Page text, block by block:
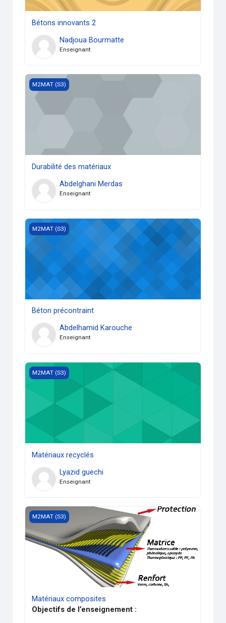
Bétons innovants 2
Nadjoua Bourmatte
Enseignant
Durabilité des matériaux
M2MAT (S3)
Durabilité des matériaux
Abdelghani Merdas
Enseignant
Béton précontraint
M2MAT (S3)
Béton précontraint
Abdelhamid Karouche
Enseignant
Matériaux recyclés
M2MAT (S3)
Matériaux recyclés
Lyazid guechi
Enseignant
Matériaux composites
M2MAT (S3)
Matériaux composites
Objectifs de l’enseignement :